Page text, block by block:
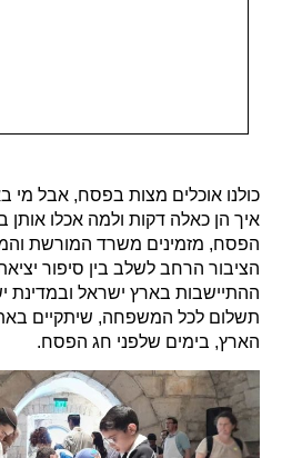
כולנו אוכלים מצות בפסח, אבל מי
איך הן כאלה דקות ולמה אכלו
הפסח, מזמינים משרד המורשת
הציבור הרחב לשלב בין סיפור
ההתיישבות בארץ ישראל ובמדינת
תשלום לכל המשפחה, שיתקיים
הארץ, בימים שלפני חג הפסח.